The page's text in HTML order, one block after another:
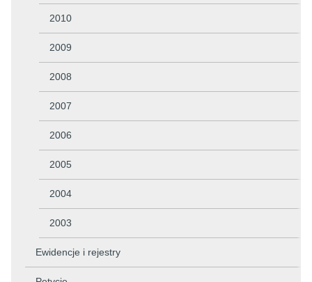
2010
2009
2008
2007
2006
2005
2004
2003
Ewidencje i rejestry